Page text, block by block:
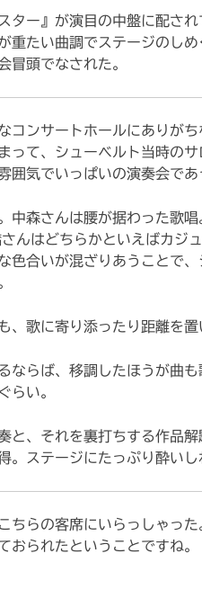
ター』が演目の中盤に配さ
重たい曲調でステージのし
冒頭でなされた。
コンサートホールにありが
って、シューベルト当時の
囲気でいっぱいの演奏会であ
中森さんは腰が据わった歌
んはどちらかといえばカジ
色合いが混ざりあうことで
、歌に寄り添ったり距離を
ならば、移調したほうが曲
らい。
と、それを裏打ちする作品
。ステージにたっぷり酔いし
ちらの客席にいらっしゃっ
おられたということですね。